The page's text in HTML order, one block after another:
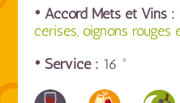
• Accord Mets et Vins :
cerises, oignons rouges
• Service : 16 °